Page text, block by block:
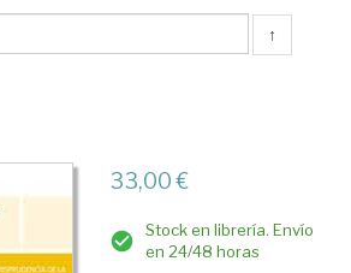
↑
33,00 €
Stock en librería. Envío
en 24/48 horas